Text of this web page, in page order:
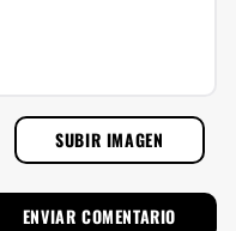
SUBIR IMAGEN